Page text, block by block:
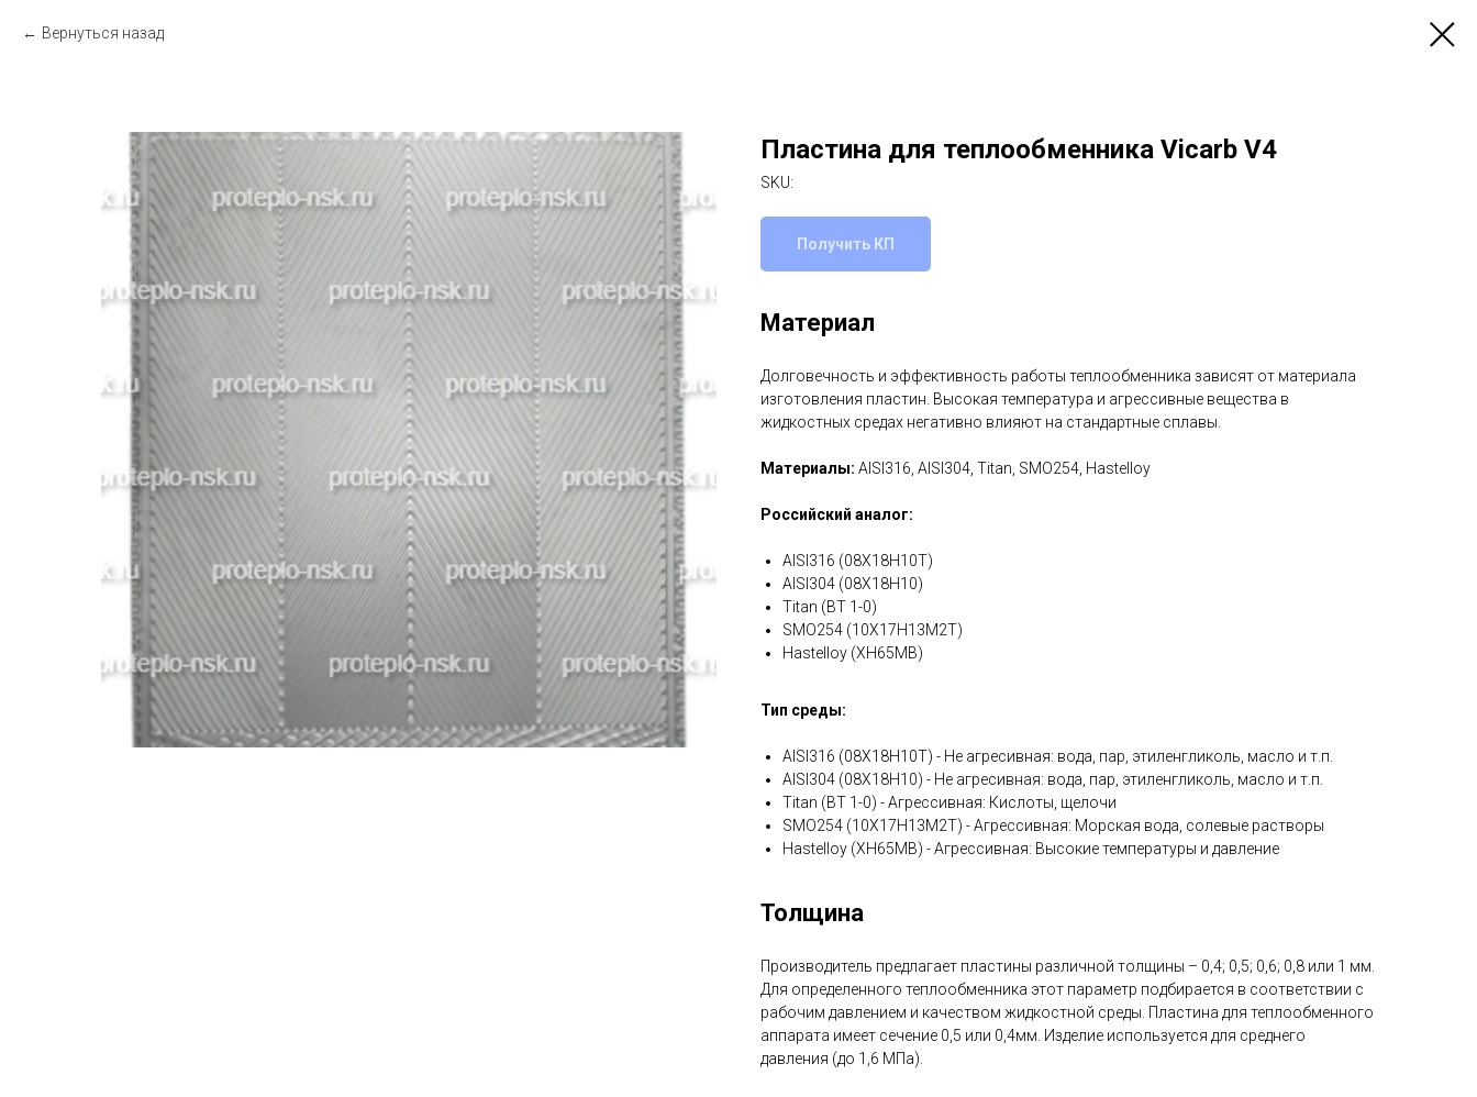
Вернуться назад
Пластина для теплообменника Vicarb V4
SKU:
Получить КП
Материал
Долговечность и эффективность работы теплообменника зависят от материала
изготовления пластин. Высокая температура и агрессивные вещества в
жидкостных средах негативно влияют на стандартные сплавы.
Материалы: AISI316, AISI304, Titan, SMO254, Hastelloy
Российский аналог:
AISI316 (08Х18Н10Т)
AISI304 (08Х18Н10)
Titan (ВТ 1-0)
SMO254 (10Х17Н13М2Т)
Hastelloy (ХН65МВ)
Тип среды:
AISI316 (08Х18Н10Т) - Не агресивная: вода, пар, этиленгликоль, масло и т.п.
AISI304 (08Х18Н10) - Не агресивная: вода, пар, этиленгликоль, масло и т.п.
Titan (ВТ 1-0) - Агрессивная: Кислоты, щелочи
SMO254 (10Х17Н13М2Т) - Агрессивная: Морская вода, солевые растворы
Hastelloy (ХН65МВ) - Агрессивная: Высокие температуры и давление
Толщина
Производитель предлагает пластины различной толщины – 0,4; 0,5; 0,6; 0,8 или 1 мм.
Для определенного теплообменника этот параметр подбирается в соответствии с
рабочим давлением и качеством жидкостной среды. Пластина для теплообменного
аппарата имеет сечение 0,5 или 0,4мм. Изделие используется для среднего
давления (до 1,6 МПа).